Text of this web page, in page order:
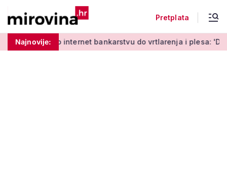
Pretplata
Najnovije:
učenja o internet bankarstvu do vrtlarenja i plesa: 'Da